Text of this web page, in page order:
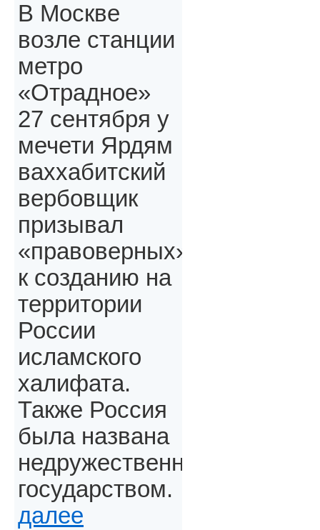
В Москве
возле станции
метро
«Отрадное»
27 сентября у
мечети Ярдям
ваххабитский
вербовщик
призывал
«правоверных»,
к созданию на
территории
России
исламского
халифата.
Также Россия
была названа
недружественным
государством.
далее